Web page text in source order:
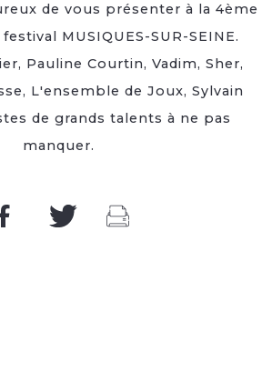
de vous présenter à la 4ème
MUSIQUES-SUR-SEINE.
Pauline Courtin, Vadim, Sher,
L'ensemble de Joux, Sylvain
de grands talents à ne pas
manquer.